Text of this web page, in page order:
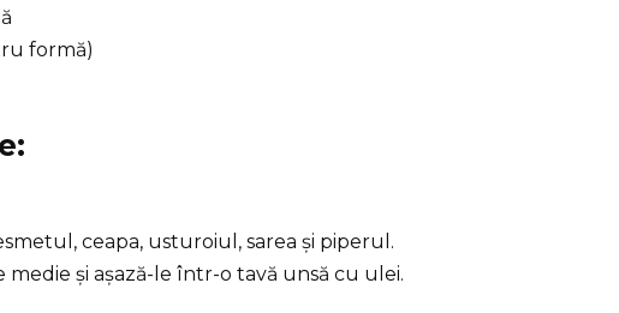
formă)
ceapa, usturoiul, sarea și piperul.
și așază-le într-o tavă unsă cu ulei.